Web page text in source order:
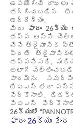
ఉపయోగించి దాఖలు
తగ్గించబడిన
ఉద్దేశ్యం.
మీరు
ఫారం
తప్ప అన్ని
చేసే త్రైమాసిక
ప్రతి
తప్పనిసరి,
అలాగే
ఫారమ్ను
టిఏఎన్ లేదా
పేర్కొనాలి.
పిఏఎన్ పేర్కొనాలి
26క్యులో
ఫారం 26క్యు